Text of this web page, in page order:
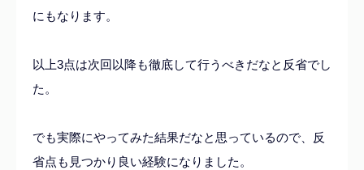
にもなります。
以上3点は次回以降も徹底して行うべきだなと反省でし
た。
でも実際にやってみた結果だなと思っているので、反
省点も見つかり良い経験になりました。